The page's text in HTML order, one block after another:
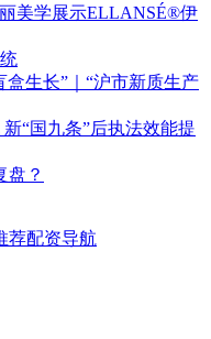
美学展示ELLANSÉ®伊
生长”｜“沪市新质生产
“国九条”后执法效能提
盘？
荐配资导航